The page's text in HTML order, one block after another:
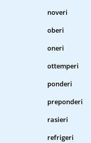
noveri
oberi
oneri
ottemperi
ponderi
preponderi
rasieri
refrigeri